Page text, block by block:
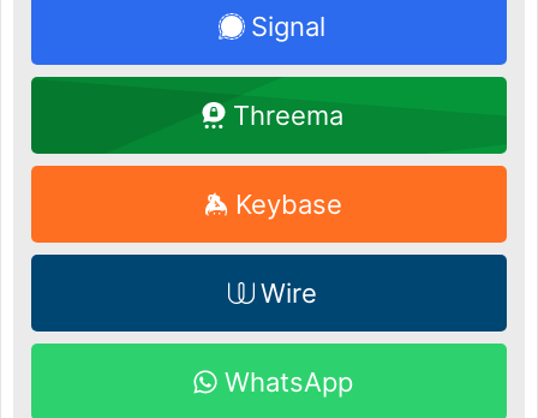
Signal
Threema
Keybase
Wire
WhatsApp